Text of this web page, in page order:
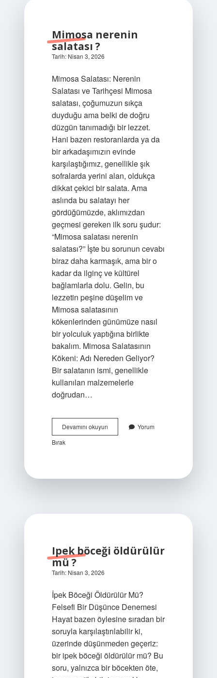
Mimosa nerenin
salatası ?
Tarih: Nisan 3, 2026
Mimosa Salatası: Nerenin
Salatası ve Tarihçesi Mimosa
salatası, çoğumuzun sıkça
duyduğu ama belki de doğru
düzgün tanımadığı bir lezzet.
Hani bazen restoranlarda ya da
bir arkadaşımızın evinde
karşılaştığımız, genellikle şık
sofralarda yerini alan, oldukça
dikkat çekici bir salata. Ama
aslında bu salatayı her
gördüğümüzde, aklımızdan
geçmesi gereken ilk soru şudur:
“Mimosa salatası nerenin
salatası?” İşte bu sorunun cevabı
biraz daha karmaşık, ama bir o
kadar da ilginç ve kültürel
bağlamlarla dolu. Gelin, bu
lezzetin peşine düşelim ve
Mimosa salatasının
kökenlerinden günümüze nasıl
bir yolculuk yaptığına birlikte
bakalım. Mimosa Salatasının
Kökeni: Adı Nereden Geliyor?
Bir salatanın ismi, genellikle
kullanılan malzemelerle
doğrudan…
Devamını okuyunMimosa
nerenin
Yorum
Bırak
Ipek böceği öldürülür
mü ?
Tarih: Nisan 3, 2026
İpek Böceği Öldürülür Mü?
Felsefi Bir Düşünce Denemesi
Hayat bazen öylesine sıradan bir
soruyla karşılaştırılabilir ki,
üzerinde düşünmeden geçeriz:
bir ipek böceği öldürülür mü? Bu
soru, yalnızca bir böcekten öte,